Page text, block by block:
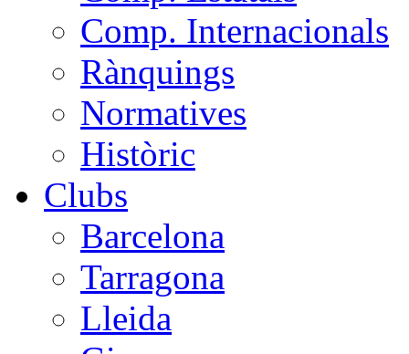
Comp. Internacionals
Rànquings
Normatives
Històric
Clubs
Barcelona
Tarragona
Lleida